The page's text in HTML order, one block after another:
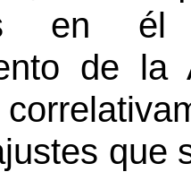
en él
de
que